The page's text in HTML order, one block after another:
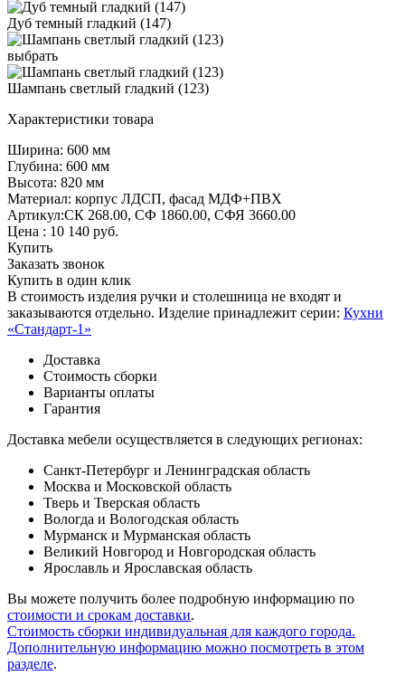
Дуб темный гладкий (147)
выбрать
Шампань светлый гладкий (123)
Характеристики товара
Ширина: 600 мм
Глубина: 600 мм
Высота: 820 мм
Материал: корпус ЛДСП, фасад МДФ+ПВХ
Артикул:СК 268.00, СФ 1860.00, СФЯ 3660.00
Цена : 10 140 руб.
Купить
Заказать звонок
Купить в один клик
В стоимость изделия ручки и столешница не входят и
заказываются отдельно. Изделие принадлежит серии: Кухни
«Стандарт-1»
Доставка
Стоимость сборки
Варианты оплаты
Гарантия
Доставка мебели осуществляется в следующих регионах:
Санкт-Петербург и Ленинградская область
Москва и Московской область
Тверь и Тверская область
Вологда и Вологодская область
Мурманск и Мурманская область
Великий Новгород и Новгородская область
Ярославль и Ярославская область
Вы можете получить более подробную информацию по
стоимости и срокам доставки.
Стоимость сборки индивидуальная для каждого города.
Дополнительную информацию можно посмотреть в этом
разделе.